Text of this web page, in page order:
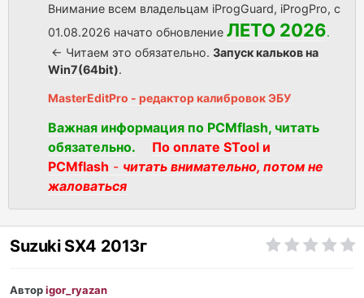
Внимание всем владельцам iProgGuard, iProgPro, с
01.08.2026 начато обновление ЛЕТО 2026.
<- Читаем это обязательно. Запуск кальков на
Win7(64bit).
MasterEditPro - редактор калибровок ЭБУ
Важная информация по PCMflash, читать
обязательно.
По оплате STool и
PCMflash - читать внимательно, потом не
жаловаться
Suzuki SX4 2013г
Авторigor_ryazan